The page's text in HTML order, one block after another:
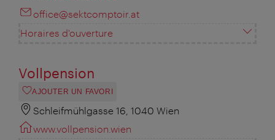
office@sektcomptoir.at
Horaires d'ouverture
Vollpension
AJOUTER UN FAVORI
Schleifmühlgasse 16, 1040 Wien
www.vollpension.wien